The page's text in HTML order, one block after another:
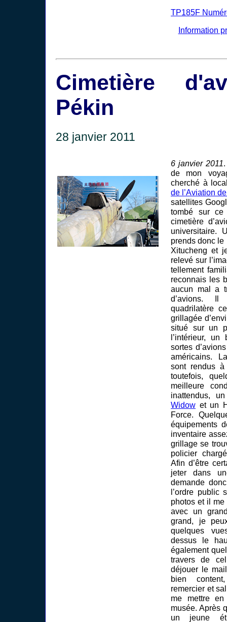
TP185F
Information
Cimetière
Pékin
28 janvier 2011
6 janvier 2011
de mon
cherché à
de l’Aviation
satellites
tombé sur
cimetière
universitaire.
prends donc le
Xitucheng et
relevé sur
tellement
reconnais les
aucun mal a
d’avions. Il
quadrilatère
grillagée
situé sur un
l’intérieur,
sortes
américains.
sont rendus à
toutefois,
meilleure
inattendus,
Widow et un
Force.
équipements
inventaire
grillage se
policier
Afin d’être
jeter dans
demande
l’ordre public
photos et il me
avec un
grand, je
quelques
dessus le
également
travers de
déjouer le
bien
remercier et
me mettre
musée. Après
un jeune